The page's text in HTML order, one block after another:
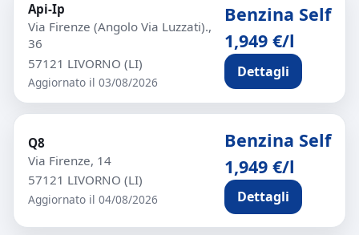
Api-Ip
Via Firenze (Angolo Via Luzzati).,
36
57121 LIVORNO (LI)
Aggiornato il 03/08/2026
Benzina Self
1,949 €/l
Dettagli
Q8
Via Firenze, 14
57121 LIVORNO (LI)
Aggiornato il 04/08/2026
Benzina Self
1,949 €/l
Dettagli